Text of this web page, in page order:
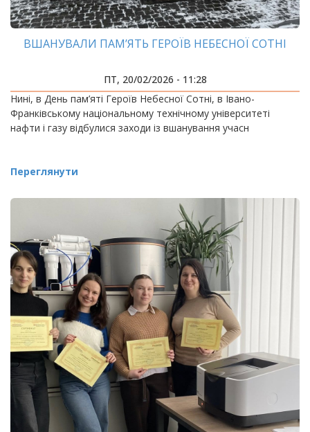
ВШАНУВАЛИ ПАМ’ЯТЬ ГЕРОЇВ НЕБЕСНОЇ СОТНІ
ПТ, 20/02/2026 - 11:28
Нині, в День пам’яті Героїв Небесної Сотні, в Івано-
Франківському національному технічному університеті
нафти і газу відбулися заходи із вшанування учасн
Переглянути